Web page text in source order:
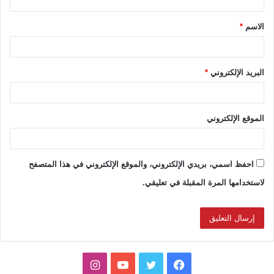
ق
*الاسم *
البريد الإلكتروني *
الموقع الإلكتروني
احفظ اسمي، بريدي الإلكتروني، والموقع الإلكتروني في هذا المتصفح
لاستخدامها المرة المقبلة في تعليقي.